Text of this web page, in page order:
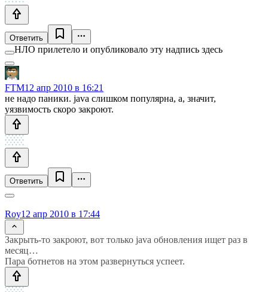
Ответить
НЛО прилетело и опубликовало эту надпись здесь
FTM12 апр 2010 в 16:21
не надо паники. java слишком популярна, а, значит,
уязвимость скоро закроют.
Ответить
Roy12 апр 2010 в 17:44
Закрыть-то закроют, вот только java обновления ищет раз в
месяц…
Пара ботнетов на этом развернуться успеет.